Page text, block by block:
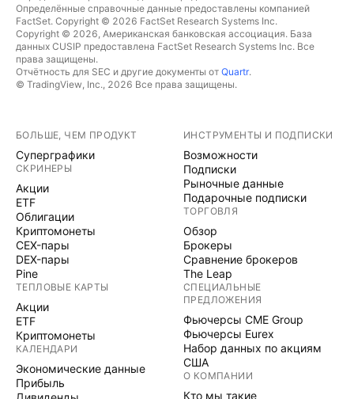
Определённые справочные данные предоставлены компанией
FactSet. Copyright © 2026 FactSet Research Systems Inc.
Copyright © 2026, Американская банковская ассоциация. База
данных CUSIP предоставлена FactSet Research Systems Inc. Все
права защищены.
Отчётность для SEC и другие документы от Quartr.
© TradingView, Inc., 2026 Все права защищены.
БОЛЬШЕ, ЧЕМ ПРОДУКТ
Суперграфики
СКРИНЕРЫ
Акции
ETF
Облигации
Криптомонеты
CEX-пары
DEX-пары
Pine
ТЕПЛОВЫЕ КАРТЫ
Акции
ETF
Криптомонеты
КАЛЕНДАРИ
Экономические данные
Прибыль
ИНСТРУМЕНТЫ И ПОДПИСКИ
Возможности
Подписки
Рыночные данные
Подарочные подписки
ТОРГОВЛЯ
Обзор
Брокеры
Сравнение брокеров
The Leap
СПЕЦИАЛЬНЫЕ
ПРЕДЛОЖЕНИЯ
Фьючерсы CME Group
Фьючерсы Eurex
Набор данных по акциям
США
О КОМПАНИИ
Кто мы такие